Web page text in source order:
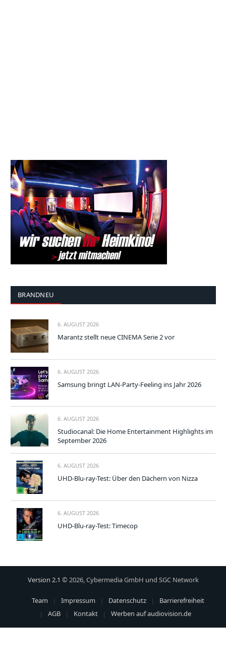
BRANDNEU
6. AUGUST 2026
Marantz stellt neue CINEMA Serie 2 vor
6. AUGUST 2026
Samsung bringt LAN-Party-Feeling ins Jahr 2026
6. AUGUST 2026
Studiocanal: Die Home Entertainment Highlights im
September 2026
6. AUGUST 2026
UHD-Blu-ray-Test: Über den Dächern von Nizza
6. AUGUST 2026
UHD-Blu-ray-Test: Timecop
Version 2.1 © 2026, Cybermedia GmbH und SGC Network
Team Impressum Datenschutz
Barrierefreiheit
AGB
Kontakt Werben auf audiovision.de